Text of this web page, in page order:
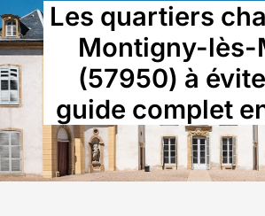
Les quartiers
Montigny-lès-
(57950) à
guide complet